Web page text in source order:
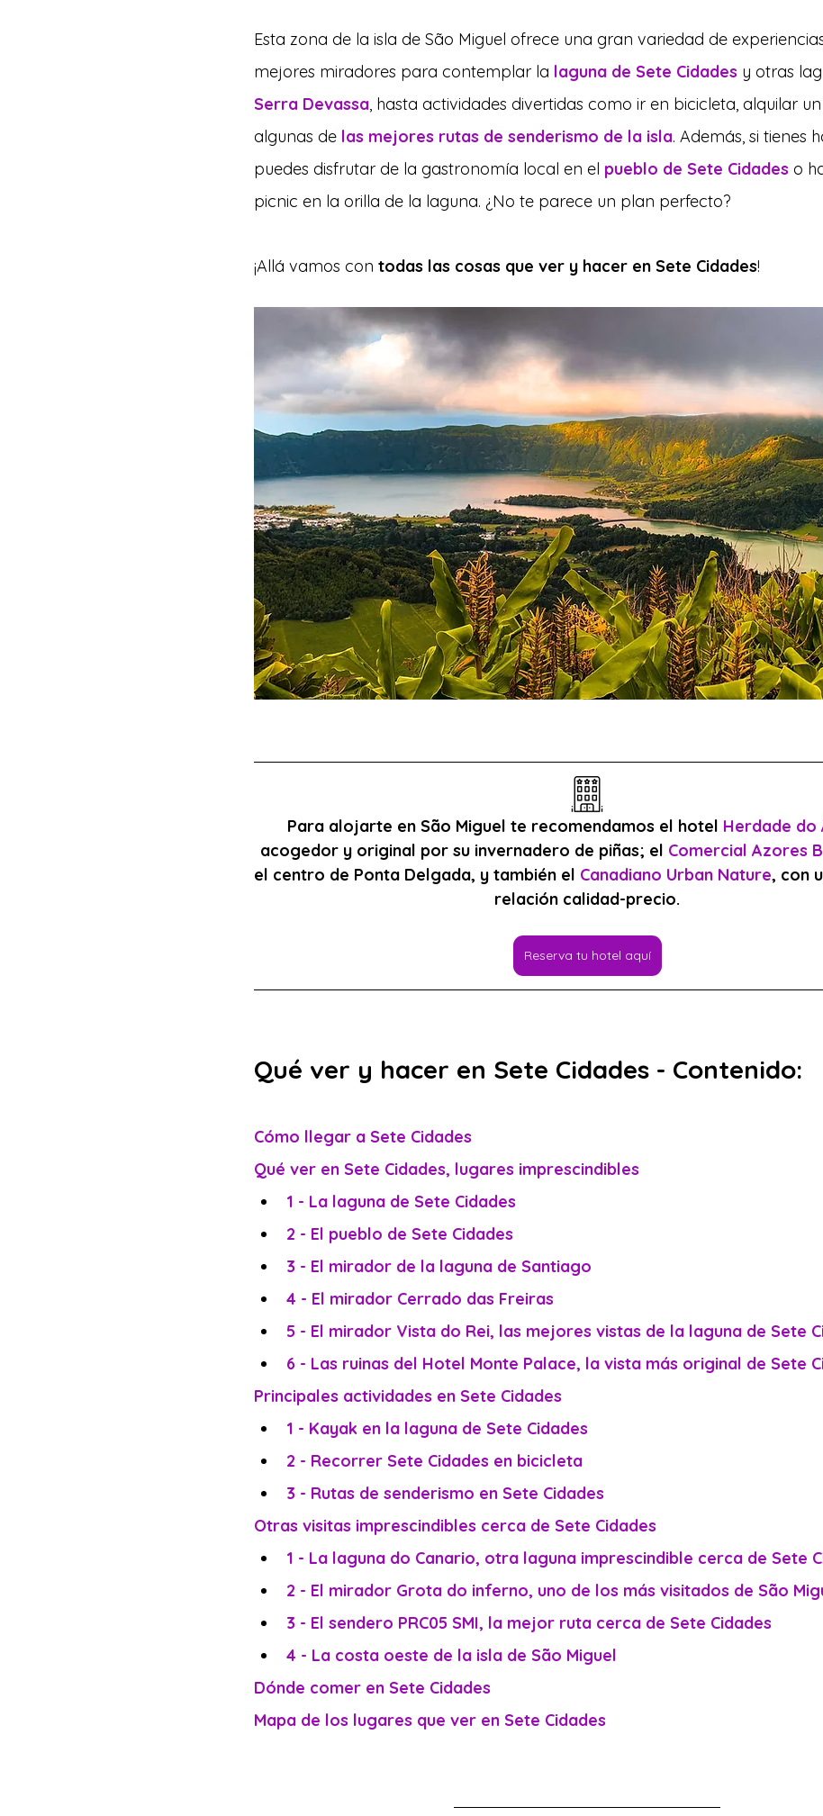
Esta zona de la isla de São Miguel ofrece una gran variedad de
mejores miradores para contemplar la laguna de Sete Cidades y otras
Serra Devassa, hasta actividades divertidas como ir en bicicleta, alquilar
algunas de las mejores rutas de senderismo de la isla. Además, si tienes
puedes disfrutar de la gastronomía local en el pueblo de Sete Cidades o
picnic en la orilla de la laguna. ¿No te parece un plan perfecto?
¡Allá vamos con todas las cosas que ver y hacer en Sete Cidades!
Para alojarte en São Miguel te recomendamos el hotel Herdade do
acogedor y original por su invernadero de piñas; el Comercial Azores
el centro de Ponta Delgada, y también el Canadiano Urban Nature, con
relación calidad-precio.
Reserva tu hotel aquí
Qué ver y hacer en Sete Cidades - Contenido:
Cómo llegar a Sete Cidades
Qué ver en Sete Cidades, lugares imprescindibles
1 - La laguna de Sete Cidades
2 - El pueblo de Sete Cidades
3 - El mirador de la laguna de Santiago
4 - El mirador Cerrado das Freiras
5 - El mirador Vista do Rei, las mejores vistas de la laguna de Sete
6 - Las ruinas del Hotel Monte Palace, la vista más original de Sete
Principales actividades en Sete Cidades
1 - Kayak en la laguna de Sete Cidades
2 - Recorrer Sete Cidades en bicicleta
3 - Rutas de senderismo en Sete Cidades
Otras visitas imprescindibles cerca de Sete Cidades
1 - La laguna do Canario, otra laguna imprescindible cerca de Sete
2 - El mirador Grota do inferno, uno de los más visitados de São
3 - El sendero PRC05 SMI, la mejor ruta cerca de Sete Cidades
4 - La costa oeste de la isla de São Miguel
Dónde comer en Sete Cidades
Mapa de los lugares que ver en Sete Cidades